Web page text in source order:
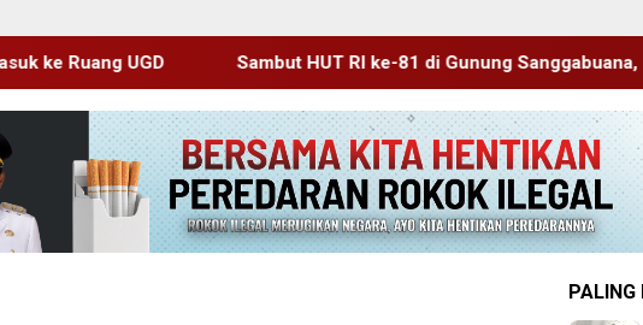
Sambut HUT RI ke-81 di Gunung Sanggabuana, KPU Karawang Jaga